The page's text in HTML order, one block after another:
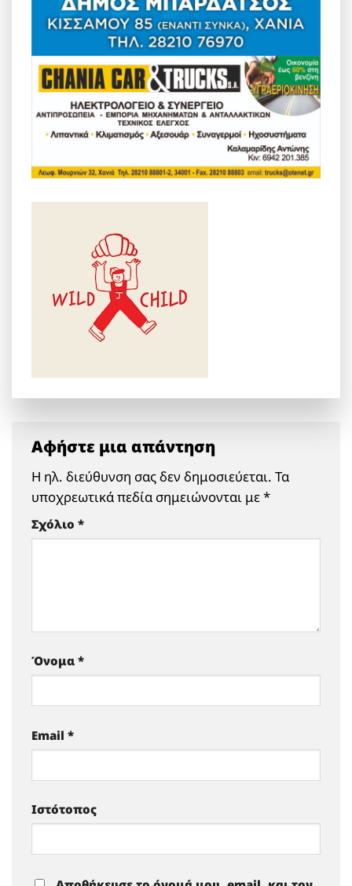
Αφήστε μια απάντηση
Η ηλ. διεύθυνση σας δεν δημοσιεύεται. Τα
υποχρεωτικά πεδία σημειώνονται με*
Σχόλιο *
Όνομα *
Email *
Ιστότοπος